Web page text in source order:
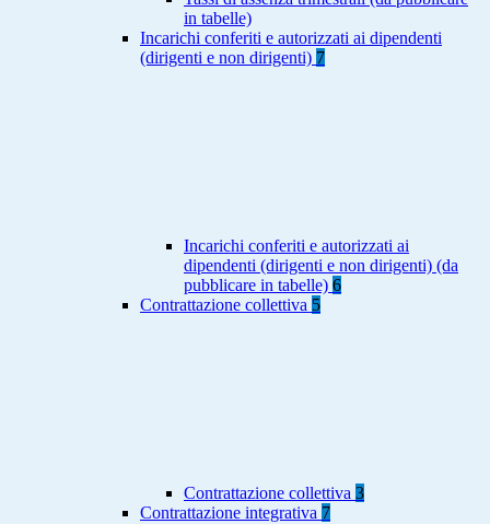
in tabelle)
Incarichi conferiti e autorizzati ai dipendenti
(dirigenti e non dirigenti) 7
Incarichi conferiti e autorizzati ai
dipendenti (dirigenti e non dirigenti) (da
pubblicare in tabelle) 6
Contrattazione collettiva 5
Contrattazione collettiva 3
Contrattazione integrativa 7